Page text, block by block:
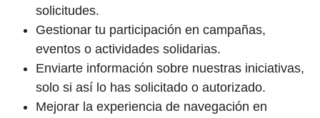
solicitudes.
Gestionar tu participación en campañas,
eventos o actividades solidarias.
Enviarte información sobre nuestras iniciativas,
solo si así lo has solicitado o autorizado.
Mejorar la experiencia de navegación en